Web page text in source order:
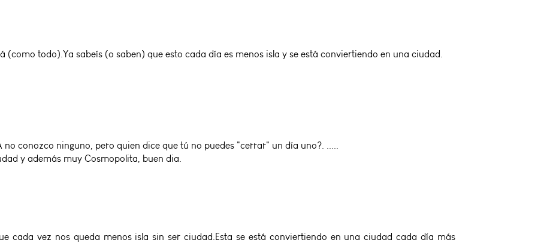
(como todo).Ya sabeís (o saben) que esto cada día es menos isla y se está conviertiendo en una ciudad.
conozco ninguno, pero quien dice que tú no puedes "cerrar" un día uno?. .....
y además muy Cosmopolita, buen dia.
cada vez nos queda menos isla sin ser ciudad.Esta se está conviertiendo en una ciudad cada día más